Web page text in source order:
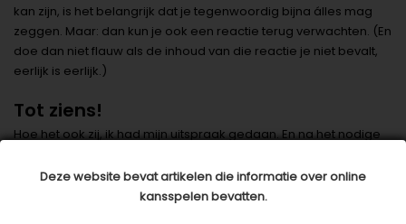
Deze website bevat artikelen die informatie over online
kansspelen bevatten.
kan zijn, is het belangrijk dat je tegenwoordig bijna álles mag
zeggen. Maar: dan kun je ook een reactie terug verwachten. (En
doe dan niet flauw als de inhoud van die reactie je niet bevalt,
eerlijk is eerlijk.)
Tot ziens!
Hoe het ook zij, ik had mijn uitspraak gedaan. En na het nodige
rest mij niets meer dan nog een paar korte uitspraken te doen
die behoren tot de taalhandeling ‘expressief taalgebruik’.